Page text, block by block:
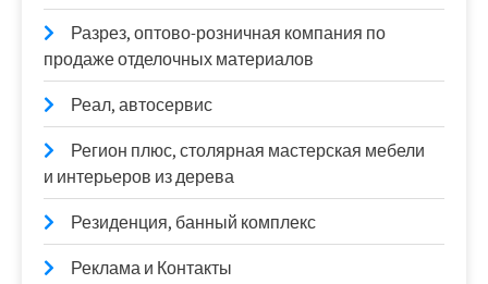
Разрез, оптово-розничная компания по
продаже отделочных материалов
Реал, автосервис
Регион плюс, столярная мастерская мебели
и интерьеров из дерева
Резиденция, банный комплекс
Реклама и Контакты